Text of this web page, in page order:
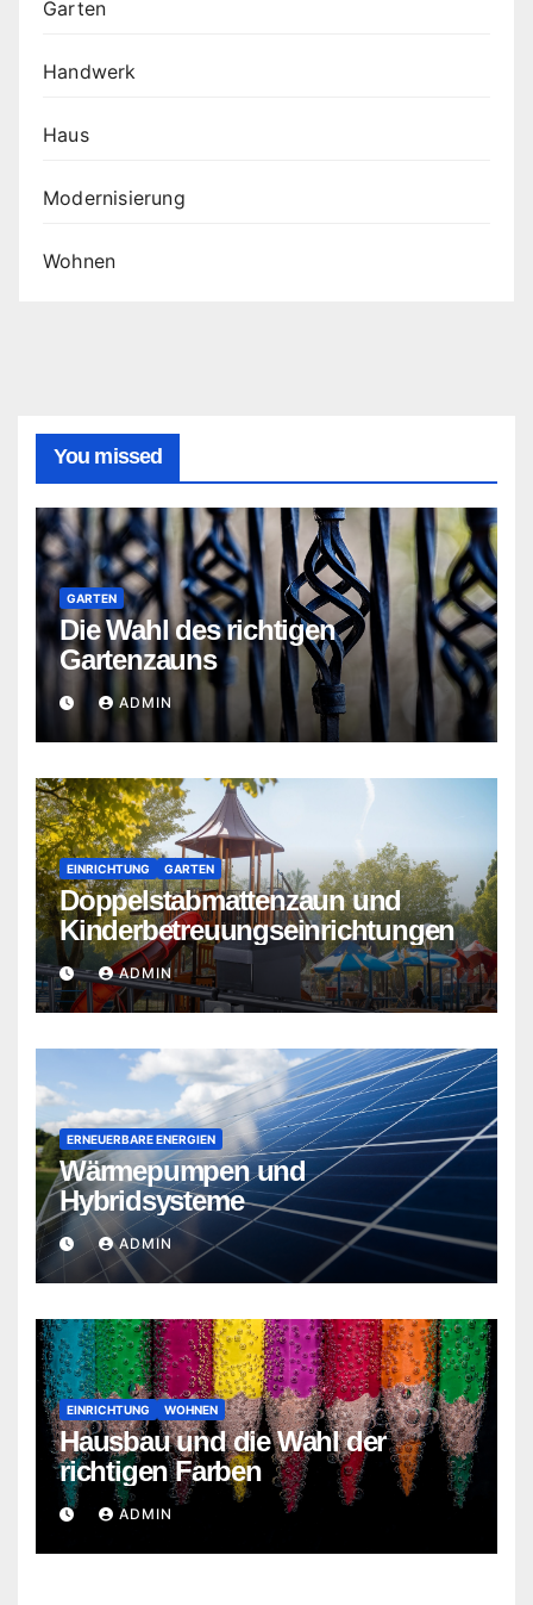
Garten
Handwerk
Haus
Modernisierung
Wohnen
You missed
GARTEN
Die Wahl des richtigen
Gartenzauns
ADMIN
EINRICHTUNG GARTEN
Doppelstabmattenzaun und
Kinderbetreuungseinrichtungen
ADMIN
ERNEUERBARE ENERGIEN
Wärmepumpen und
Hybridsysteme
ADMIN
EINRICHTUNG WOHNEN
Hausbau und die Wahl der
richtigen Farben
ADMIN